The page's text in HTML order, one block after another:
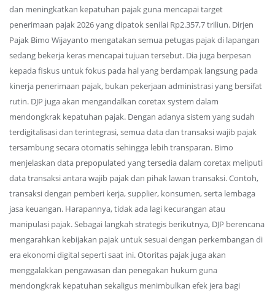
dan meningkatkan kepatuhan pajak guna mencapai target
penerimaan pajak 2026 yang dipatok senilai Rp2.357,7 triliun. Dirjen
Pajak Bimo Wijayanto mengatakan semua petugas pajak di lapangan
sedang bekerja keras mencapai tujuan tersebut. Dia juga berpesan
kepada fiskus untuk fokus pada hal yang berdampak langsung pada
kinerja penerimaan pajak, bukan pekerjaan administrasi yang bersifat
rutin. DJP juga akan mengandalkan coretax system dalam
mendongkrak kepatuhan pajak. Dengan adanya sistem yang sudah
terdigitalisasi dan terintegrasi, semua data dan transaksi wajib pajak
tersambung secara otomatis sehingga lebih transparan. Bimo
menjelaskan data prepopulated yang tersedia dalam coretax meliputi
data transaksi antara wajib pajak dan pihak lawan transaksi. Contoh,
transaksi dengan pemberi kerja, supplier, konsumen, serta lembaga
jasa keuangan. Harapannya, tidak ada lagi kecurangan atau
manipulasi pajak. Sebagai langkah strategis berikutnya, DJP berencana
mengarahkan kebijakan pajak untuk sesuai dengan perkembangan di
era ekonomi digital seperti saat ini. Otoritas pajak juga akan
menggalakkan pengawasan dan penegakan hukum guna
mendongkrak kepatuhan sekaligus menimbulkan efek jera bagi